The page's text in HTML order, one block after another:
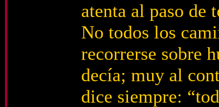
atenta al paso de
No todos los
recorrerse sobre
decía; muy al
dice siempre: